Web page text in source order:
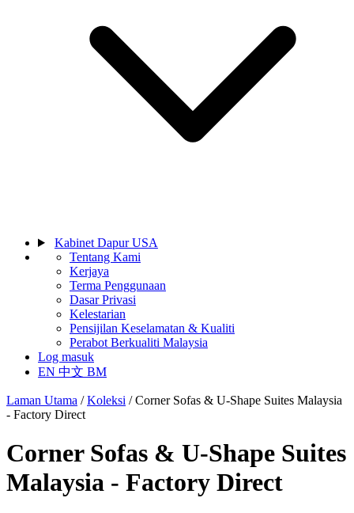
Kabinet Dapur USA
Tentang Kami
Kerjaya
Terma Penggunaan
Dasar Privasi
Kelestarian
Pensijilan Keselamatan & Kualiti
Perabot Berkualiti Malaysia
Log masuk
EN 中文 BM
Laman Utama / Koleksi / Corner Sofas & U-Shape Suites Malaysia
- Factory Direct
Corner Sofas & U-Shape Suites
Malaysia - Factory Direct